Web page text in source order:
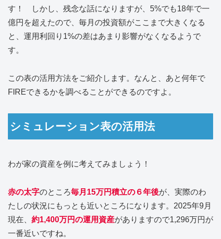
す！ しかし、残念な話になりますが、5%でも18年で一
億円を超えたので、毎月の投資額がここまで大きくなる
と、運用利回り1%の差はあまり影響がなくなるようで
す。
この表の活用方法をご紹介します。なんと、あと何年で
FIREできるかを調べることができるのですよ。
シミュレーション表の活用法
わが家の資産を例に考えてみましょう！
赤の太字のところ毎月15万円積立の６年後が、実際のわ
たしの状況にもっとも近いところになります。2025年9月
現在、 約1,400万円の運用資産がありますので1,296万円が
一番近いですね。